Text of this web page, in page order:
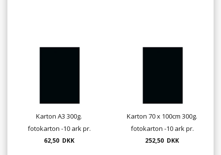
Karton A3 300g.
fotokarton -10 ark pr.
pose
62,50 DKK
Karton 70 x 100cm 300g.
fotokarton -10 ark pr.
pose
252,50 DKK